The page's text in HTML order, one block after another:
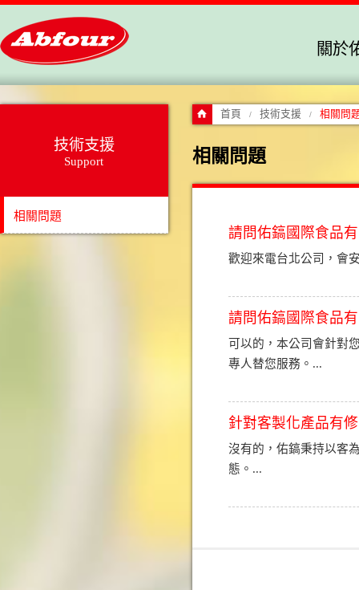
關於
首頁 / 技術支援 / 相關問
相關問題
請問佑鎬國際食品
歡迎來電台北公司，會
請問佑鎬國際食品
可以的，本公司會針對
專人替您服務。...
針對客製化產品有
沒有的，佑鎬秉持以客
態。...
技術支援
Support
相關問題